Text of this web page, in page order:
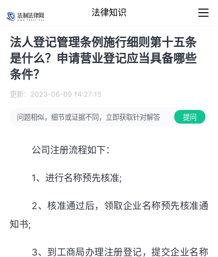
法律知识
法人登记管理条例施行细则第十五条
是什么？申请营业登记应当具备哪些
条件？
更新：2023-06-09 14:27:15
问题相似，细节或证据不同，立即获取针对解答 提问
公司注册流程如下：
1、进行名称预先核准;
2、核准通过后，领取企业名称预先核准通
知书;
3、到工商局办理注册登记，提交企业名称